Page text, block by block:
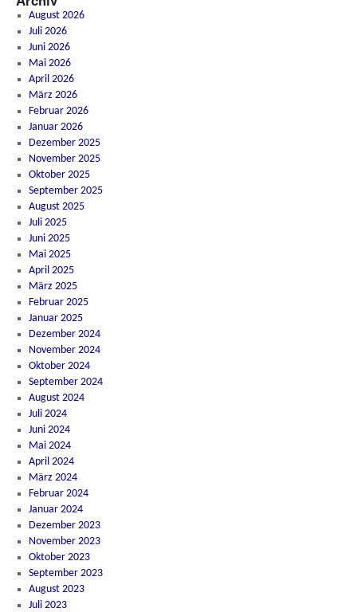
August 2026
Juli 2026
Juni 2026
Mai 2026
April 2026
März 2026
Februar 2026
Januar 2026
Dezember 2025
November 2025
Oktober 2025
September 2025
August 2025
Juli 2025
Juni 2025
Mai 2025
April 2025
März 2025
Februar 2025
Januar 2025
Dezember 2024
November 2024
Oktober 2024
September 2024
August 2024
Juli 2024
Juni 2024
Mai 2024
April 2024
März 2024
Februar 2024
Januar 2024
Dezember 2023
November 2023
Oktober 2023
September 2023
August 2023
Juli 2023